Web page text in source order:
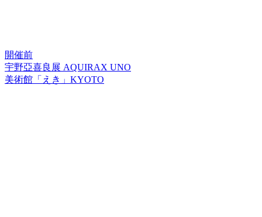
開催前
宇野亞喜良展 AQUIRAX UNO
美術館「えき」KYOTO